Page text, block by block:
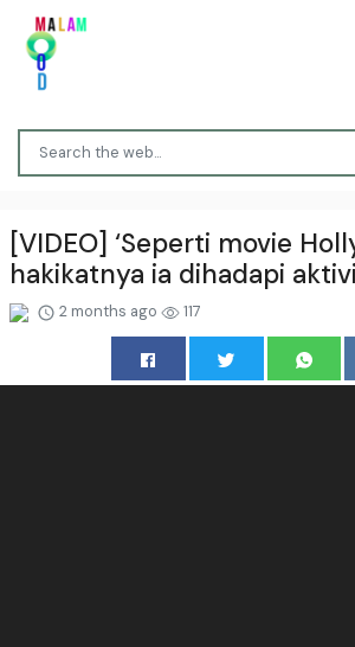
[VIDEO] ‘Seperti movie
hakikatnya ia dihadapi
2 months ago 117